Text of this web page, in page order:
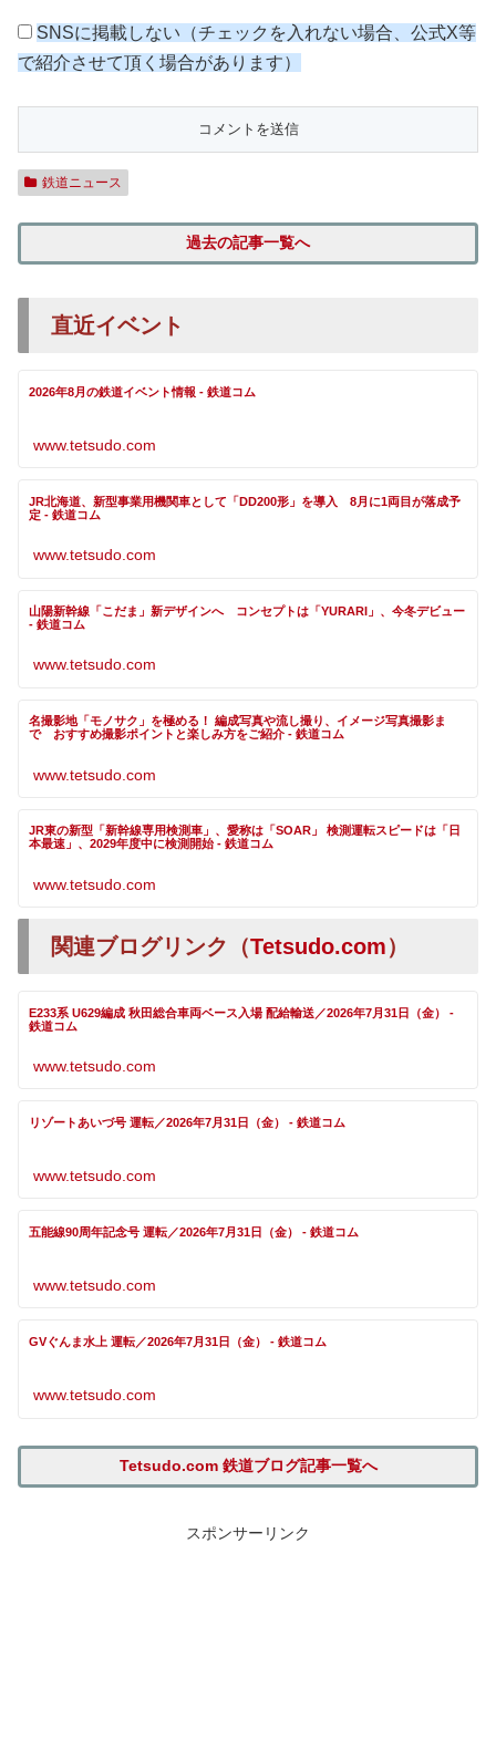
SNSに掲載しない（チェックを入れない場合、公式X等
で紹介させて頂く場合があります）
鉄道ニュース
過去の記事一覧へ
直近イベント
2026年8月の鉄道イベント情報 - 鉄道コム
www.tetsudo.com
JR北海道、新型事業用機関車として「DD200形」を導入 8月に1両目が落成予
定 - 鉄道コム
www.tetsudo.com
山陽新幹線「こだま」新デザインへ コンセプトは「YURARI」、今冬デビュー
- 鉄道コム
www.tetsudo.com
名撮影地「モノサク」を極める！ 編成写真や流し撮り、イメージ写真撮影ま
で おすすめ撮影ポイントと楽しみ方をご紹介 - 鉄道コム
www.tetsudo.com
JR東の新型「新幹線専用検測車」、愛称は「SOAR」 検測運転スピードは「日
本最速」、2029年度中に検測開始 - 鉄道コム
www.tetsudo.com
関連ブログリンク（Tetsudo.com）
E233系 U629編成 秋田総合車両ベース入場 配給輸送／2026年7月31日（金） -
鉄道コム
www.tetsudo.com
リゾートあいづ号 運転／2026年7月31日（金） - 鉄道コム
www.tetsudo.com
五能線90周年記念号 運転／2026年7月31日（金） - 鉄道コム
www.tetsudo.com
GVぐんま水上 運転／2026年7月31日（金） - 鉄道コム
www.tetsudo.com
Tetsudo.com 鉄道ブログ記事一覧へ
スポンサーリンク